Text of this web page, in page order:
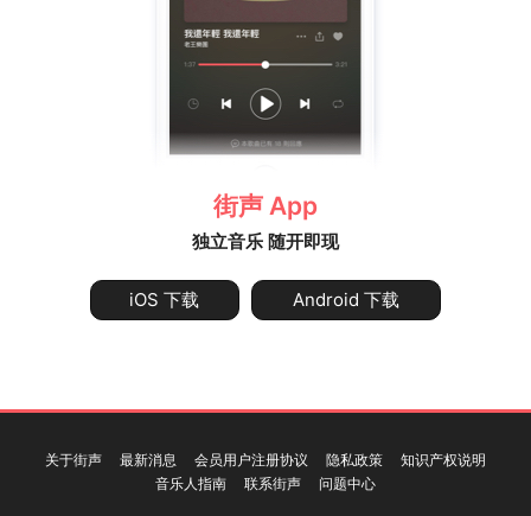
街声 App
独立音乐 随开即现
iOS 下载 Android 下载
关于街声 最新消息 会员用户注册协议 隐私政策
知识产权说明
音乐人指南
联系街声 问题中心